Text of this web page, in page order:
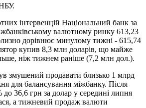
інтервенцій Національний банк за
валютному ринку 613,23
дорівнює минулому тижні - 615,74
купив 8,3 млн доларів, що майже
ніж тижнем раніше (7,2 млн дол.).
змушений продавати близько 1 млрд
для балансування міжбанку. Після
до 36,6 грн за долар у середині липня
а тижневий продаж валюти